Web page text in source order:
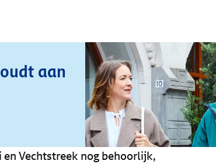
aan
Vechtstreek nog behoorlijk,